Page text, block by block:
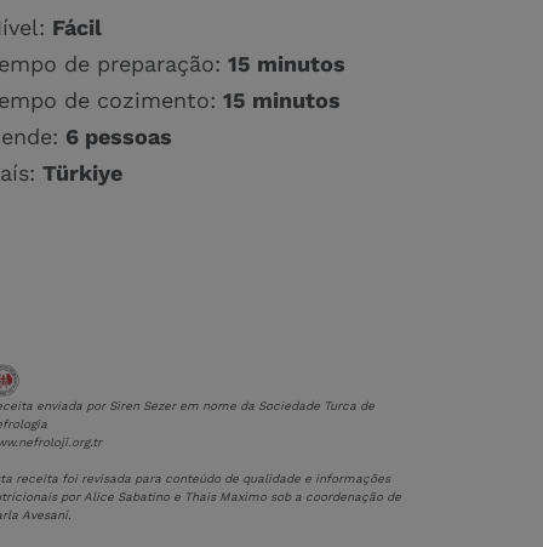
Fácil
de preparação: 15 minutos
de cozimento: 15 minutos
6 pessoas
Türkiye
enviada por Siren Sezer em nome da Sociedade Turca de
receita foi revisada para conteúdo de qualidade e informações
por Alice Sabatino e Thais Maximo sob a coordenação de
Avesani.